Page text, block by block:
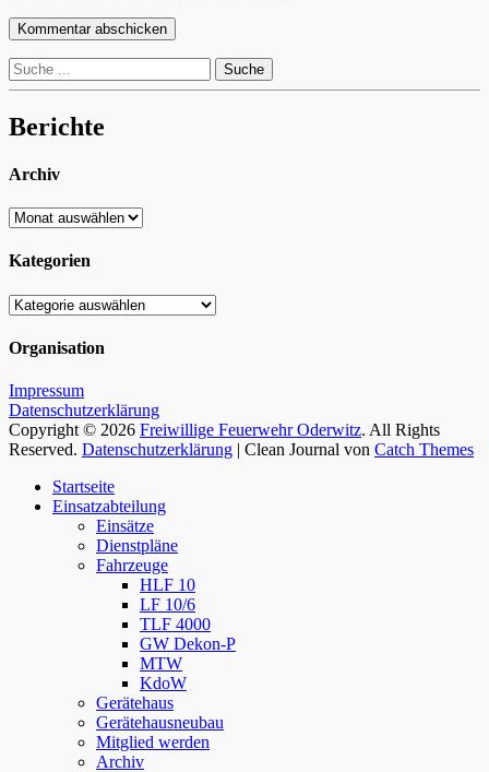
Suche
nach:
Berichte
Archiv
Archiv
Kategorien
Kategorien
Organisation
Impressum
Datenschutzerklärung
Copyright © 2026 Freiwillige Feuerwehr Oderwitz. All Rights
Reserved. Datenschutzerklärung | Clean Journal von Catch Themes
scrollenStartseite
Einsatzabteilung
Einsätze
Dienstpläne
Fahrzeuge
HLF 10
LF 10/6
TLF 4000
GW Dekon-P
MTW
KdoW
Gerätehaus
Gerätehausneubau
Mitglied werden
Archiv